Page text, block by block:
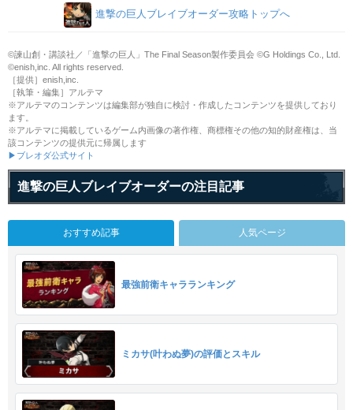
進撃の巨人ブレイブオーダー攻略トップへ
©諫山創・講談社／「進撃の巨人」The Final Season製作委員会 ©G Holdings Co., Ltd.
©enish,inc. All rights reserved.
［提供］enish,inc.
［執筆・編集］アルテマ
※アルテマのコンテンツは編集部が独自に検討・作成したコンテンツを提供しており
ます。
※アルテマに掲載しているゲーム内画像の著作権、商標権その他の知的財産権は、当
該コンテンツの提供元に帰属します
▶ブレオダ公式サイト
進撃の巨人ブレイブオーダーの注目記事
おすすめ記事 人気ページ
最強前衛キャラランキング
ミカサ(叶わぬ夢)の評価とスキル